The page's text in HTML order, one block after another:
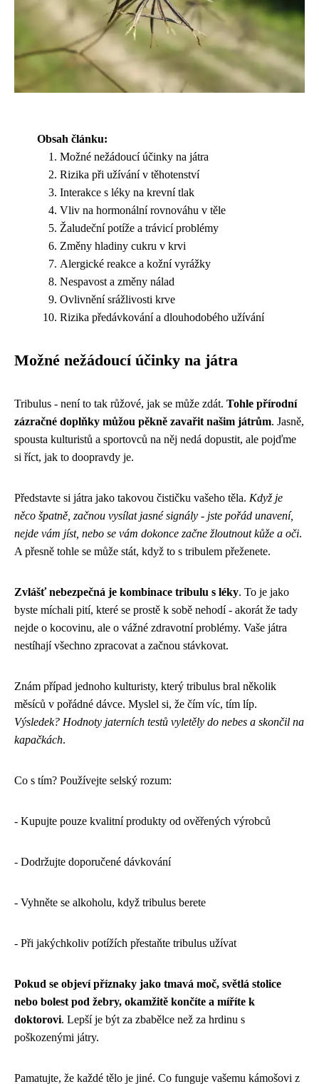
Obsah článku:
Možné nežádoucí účinky na játra
Rizika při užívání v těhotenství
Interakce s léky na krevní tlak
Vliv na hormonální rovnováhu v těle
Žaludeční potíže a trávicí problémy
Změny hladiny cukru v krvi
Alergické reakce a kožní vyrážky
Nespavost a změny nálad
Ovlivnění srážlivosti krve
Rizika předávkování a dlouhodobého užívání
Možné nežádoucí účinky na játra
Tribulus - není to tak růžové, jak se může zdát. Tohle přírodní
zázračné doplňky můžou pěkně zavařit našim játrům. Jasně,
spousta kulturistů a sportovců na něj nedá dopustit, ale pojďme
si říct, jak to doopravdy je.
Představte si játra jako takovou čističku vašeho těla. Když je
něco špatně, začnou vysílat jasné signály - jste pořád unavení,
nejde vám jíst, nebo se vám dokonce začne žloutnout kůže a oči.
A přesně tohle se může stát, když to s tribulem přeženete.
Zvlášť nebezpečná je kombinace tribulu s léky. To je jako
byste míchali pití, které se prostě k sobě nehodí - akorát že tady
nejde o kocovinu, ale o vážné zdravotní problémy. Vaše játra
nestíhají všechno zpracovat a začnou stávkovat.
Znám případ jednoho kulturisty, který tribulus bral několik
měsíců v pořádné dávce. Myslel si, že čím víc, tím líp.
Výsledek? Hodnoty jaterních testů vyletěly do nebes a skončil na
kapačkách.
Co s tím? Používejte selský rozum:
- Kupujte pouze kvalitní produkty od ověřených výrobců
- Dodržujte doporučené dávkování
- Vyhněte se alkoholu, když tribulus berete
- Při jakýchkoliv potížích přestaňte tribulus užívat
Pokud se objeví příznaky jako tmavá moč, světlá stolice
nebo bolest pod žebry, okamžitě končíte a míříte k
doktorovi. Lepší je být za zbabělce než za hrdinu s
poškozenými játry.
Pamatujte, že každé tělo je jiné. Co funguje vašemu kámošovi z